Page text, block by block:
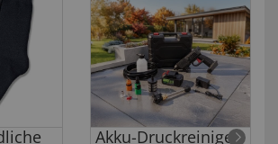
Akku-Druckreiniger